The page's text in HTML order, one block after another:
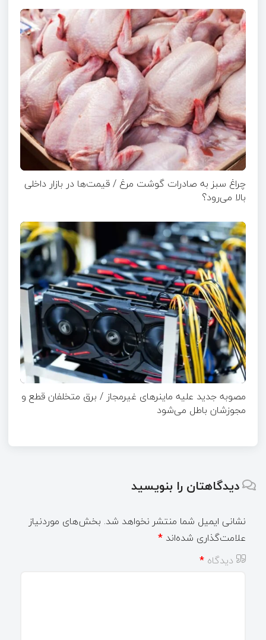
چراغ سبز به صادرات گوشت مرغ / قیمت‌ها در بازار داخلی
بالا می‌رود؟
مصوبه جدید علیه ماینرهای غیرمجاز / برق متخلفان قطع و
مجوزشان باطل می‌شود
دیدگاهتان را بنویسید
نشانی ایمیل شما منتشر نخواهد شد. بخش‌های موردنیاز
علامت‌گذاری شده‌اند *
دیدگاه *